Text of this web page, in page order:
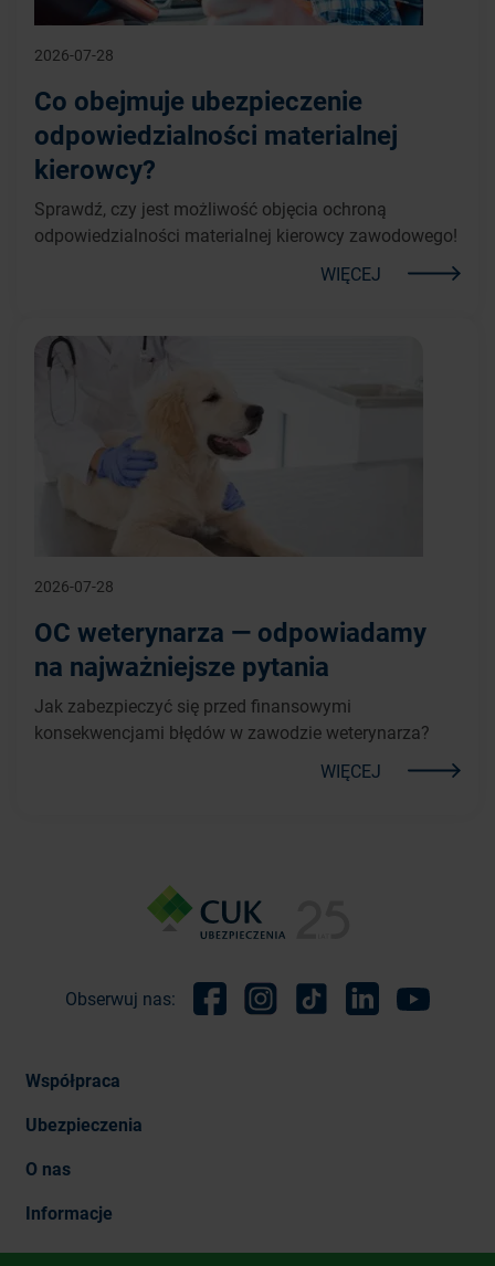
2026-07-28
Co obejmuje ubezpieczenie
odpowiedzialności materialnej
kierowcy?
Sprawdź, czy jest możliwość objęcia ochroną
odpowiedzialności materialnej kierowcy zawodowego!
WIĘCEJ
2026-07-28
OC weterynarza — odpowiadamy
na najważniejsze pytania
Jak zabezpieczyć się przed finansowymi
konsekwencjami błędów w zawodzie weterynarza?
WIĘCEJ
Obserwuj nas:
Współpraca
Ubezpieczenia
O nas
Informacje